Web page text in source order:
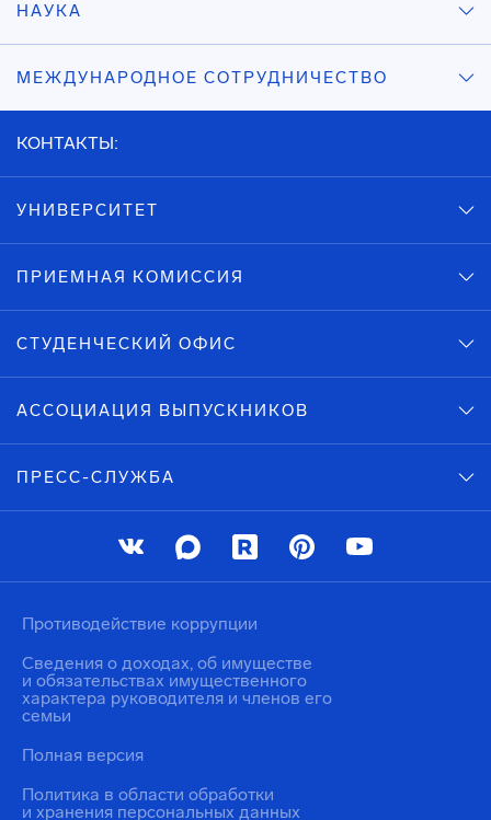
НАУКА
МЕЖДУНАРОДНОЕ СОТРУДНИЧЕСТВО
КОНТАКТЫ:
УНИВЕРСИТЕТ
ПРИЕМНАЯ КОМИССИЯ
СТУДЕНЧЕСКИЙ ОФИС
АССОЦИАЦИЯ ВЫПУСКНИКОВ
ПРЕСС-СЛУЖБА
Политика в области обработки
и хранения персональных данных
Противодействие коррупции
Сведения о доходах, об имуществе
и обязательствах имущественного
характера руководителя и членов его
семьи
Полная версия